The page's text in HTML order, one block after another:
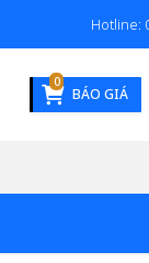
Hotline:
0
BÁO GIÁ